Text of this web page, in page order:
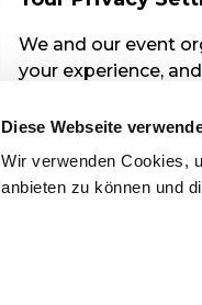
Diese Webseite
Wir verwenden Cookies,
anbieten zu können und